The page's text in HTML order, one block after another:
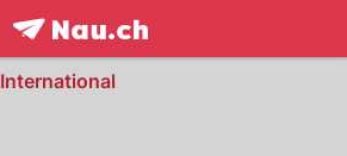
frontpage.NAU.ch
International